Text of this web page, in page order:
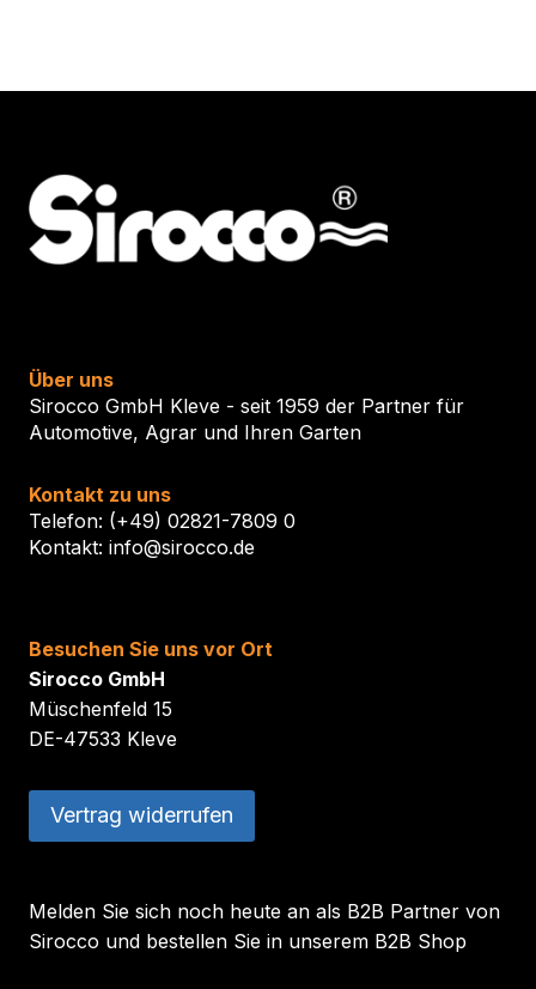
Produktseite
Über uns
Sirocco GmbH Kleve - seit 1959 der Partner für
Automotive, Agrar und Ihren Garten
Kontakt zu uns
Telefon: (+49) 02821-7809 0
Kontakt: info@sirocco.de
Besuchen Sie uns vor Ort
Sirocco GmbH
Müschenfeld 15
DE-47533 Kleve
Vertrag widerrufen
Melden Sie sich noch heute an als B2B Partner von
Sirocco und bestellen Sie in unserem B2B Shop